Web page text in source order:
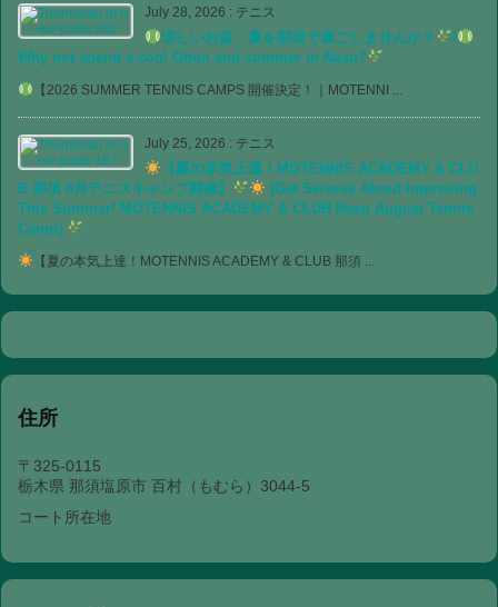
July 28, 2026 : テニス
涼しいお盆・夏を那須で過ごしませんか？
/
Why not spend a cool Obon and summer in Nasu?
【2026 SUMMER TENNIS CAMPS 開催決定！｜MOTENNI ...
July 25, 2026 : テニス
【夏の本気上達！MOTENNIS ACADEMY & CLU
B 那須 8月テニスキャンプ開催】
[Get Serious About Improving
This Summer! MOTENNIS ACADEMY & CLUB Nasu August Tennis
Camp]
【夏の本気上達！MOTENNIS ACADEMY & CLUB 那須 ...
住所
〒325-0115
栃木県 那須塩原市 百村（もむら）3044-5
コート所在地